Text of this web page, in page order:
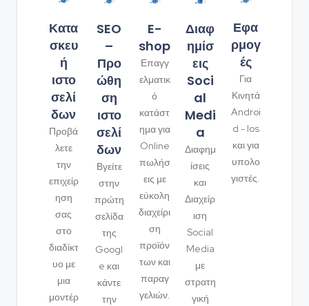
Κατα
σκευ
ή
ιστο
σελί
δων
Προβά
λετε
την
επιχείρ
ηση
σας
στο
διαδίκτ
υο με
μια
μοντέρ
SEO
–
Προ
ώθη
ση
ιστο
σελί
δων
Βγείτε
στην
πρώτη
σελίδα
της
Googl
e και
κάντε
την
E-
shop
Επαγγ
ελματικ
ό
κατάστ
ημα για
Online
πωλήσ
εις με
εύκολη
διαχείρι
ση
προϊόν
των και
παραγ
γελιών.
Διαφ
ημίσ
εις
Soci
al
Medi
a
Διαφημ
ίσεις
και
Διαχείρ
ιση
Social
Media
με
στρατη
γική
Εφα
ρμογ
ές
Για
Κινητά
Androi
d - Ios
και για
υπολο
γιστές.